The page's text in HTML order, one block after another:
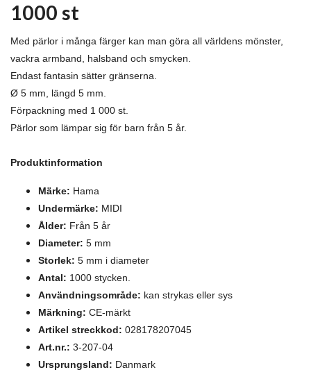
1000 st
Med pärlor i många färger kan man göra all världens mönster,
vackra armband, halsband och smycken.
Endast fantasin sätter gränserna.
Ø 5 mm, längd 5 mm.
Förpackning med 1 000 st.
Pärlor som lämpar sig för barn från 5 år.
Produktinformation
Märke: Hama
Undermärke: MIDI
Ålder: Från 5 år
Diameter: 5 mm
Storlek: 5 mm i diameter
Antal: 1000 stycken.
Användningsområde: kan strykas eller sys
Märkning: CE-märkt
Artikel streckkod: 028178207045
Art.nr.: 3-207-04
Ursprungsland: Danmark